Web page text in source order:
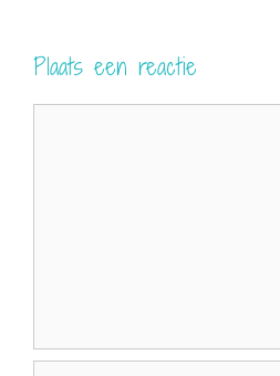
Plaats een reactie